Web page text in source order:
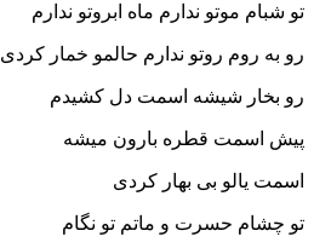
تو شبام موتو ندارم ماه ابروتو ندارم
رو به روم روتو ندارم حالمو خمار کردی
رو بخار شیشه اسمت دل کشیدم
پیش اسمت قطره بارون میشه
اسمت یالو بی بهار کردی
تو چشام حسرت و ماتم تو نگام